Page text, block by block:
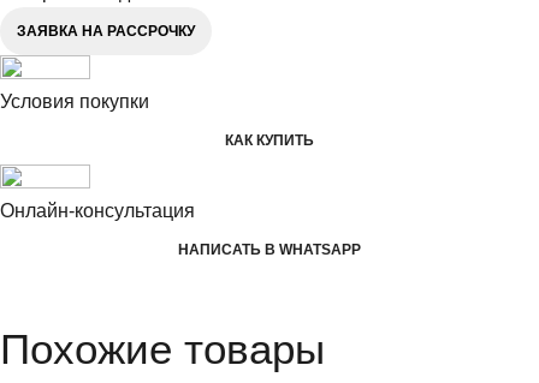
ЗАЯВКА НА РАССРОЧКУ
Условия покупки
КАК КУПИТЬ
Онлайн-консультация
НАПИСАТЬ В WHATSAPP
Похожие товары